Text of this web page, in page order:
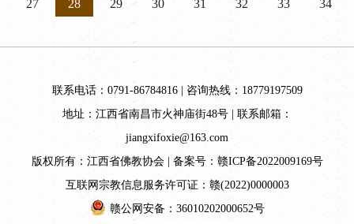
27 28 29 30 31 32 33 34
联系电话：0791-86784816 | 咨询热线：18779197509
地址：江西省南昌市火神庙街48号 | 联系邮箱：
jiangxifoxie@163.com
版权所有：江西省佛教协会 | 备案号： 赣ICP备2022009169号
互联网宗教信息服务许可证：赣(2022)0000003
赣公网安备：36010202000652号